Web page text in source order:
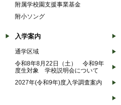
附属学校園支援事業基金
附小ソング
入学案内
通学区域
令和8年8月22日（土） 令和9年
度生対象 学校説明会について
2027年(令和9年)度入学調査案内